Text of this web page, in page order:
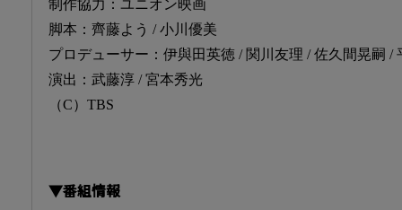
制作協力：ユニオン映画
脚本：齊藤よう / 小川優美
プロデューサー：伊與田英徳 / 関川友理 / 佐久間晃嗣 /
演出：武藤淳 / 宮本秀光
（C）TBS
▼番組情報